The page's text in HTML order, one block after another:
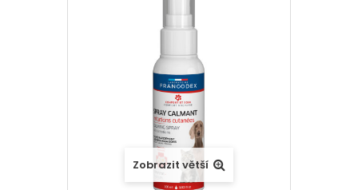
Zobrazit větší